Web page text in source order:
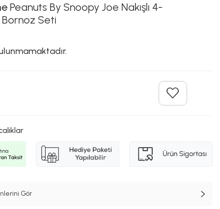
Peanuts By Snoopy Joe Nakışlı 4-
Seti
Gör